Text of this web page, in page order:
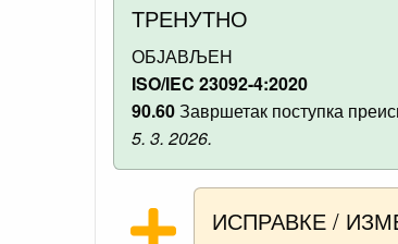
ТРЕНУТНО
ОБЈАВЉЕН
ISO/IEC 23092-4:2020
90.60Завршетак поступка
5. 3. 2026.
ИСПРАВКЕ /